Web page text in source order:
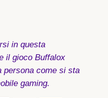
in questa
il gioco Buffalox
persona come si sta
gaming.